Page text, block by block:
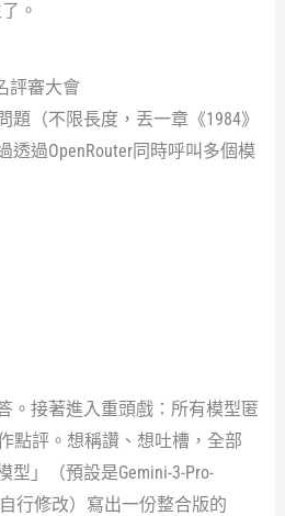
。
評審大會
題（不限長度，丟一章《1984》
透過OpenRouter同時呼叫多個模
。接著進入重頭戲：所有模型匿
點評。想稱讚、想吐槽，全部
」（預設是Gemini-3-Pro-
行修改）寫出一份整合版的